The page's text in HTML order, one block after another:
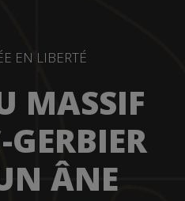
EN LIBERTÉ
MASSIF
ÂNE